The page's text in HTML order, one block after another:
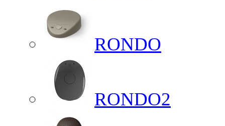
RONDO
RONDO2